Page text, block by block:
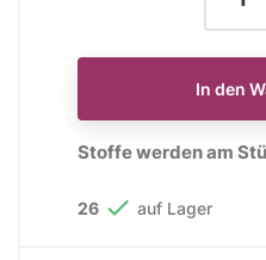
In den
Stoffe werden am
26  auf Lager